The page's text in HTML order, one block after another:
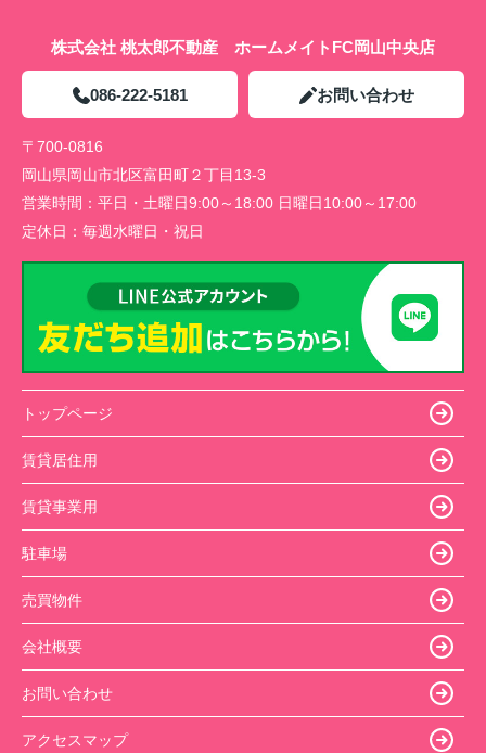
株式会社 桃太郎不動産 ホームメイトFC岡山中央店
086-222-5181 お問い合わせ
〒700-0816
岡山県岡山市北区富田町２丁目13-3
営業時間： 平日・土曜日9:00～18:00 日曜日10:00～17:00
定休日： 毎週水曜日・祝日
トップページ
賃貸居住用
賃貸事業用
駐車場
売買物件
会社概要
お問い合わせ
アクセスマップ